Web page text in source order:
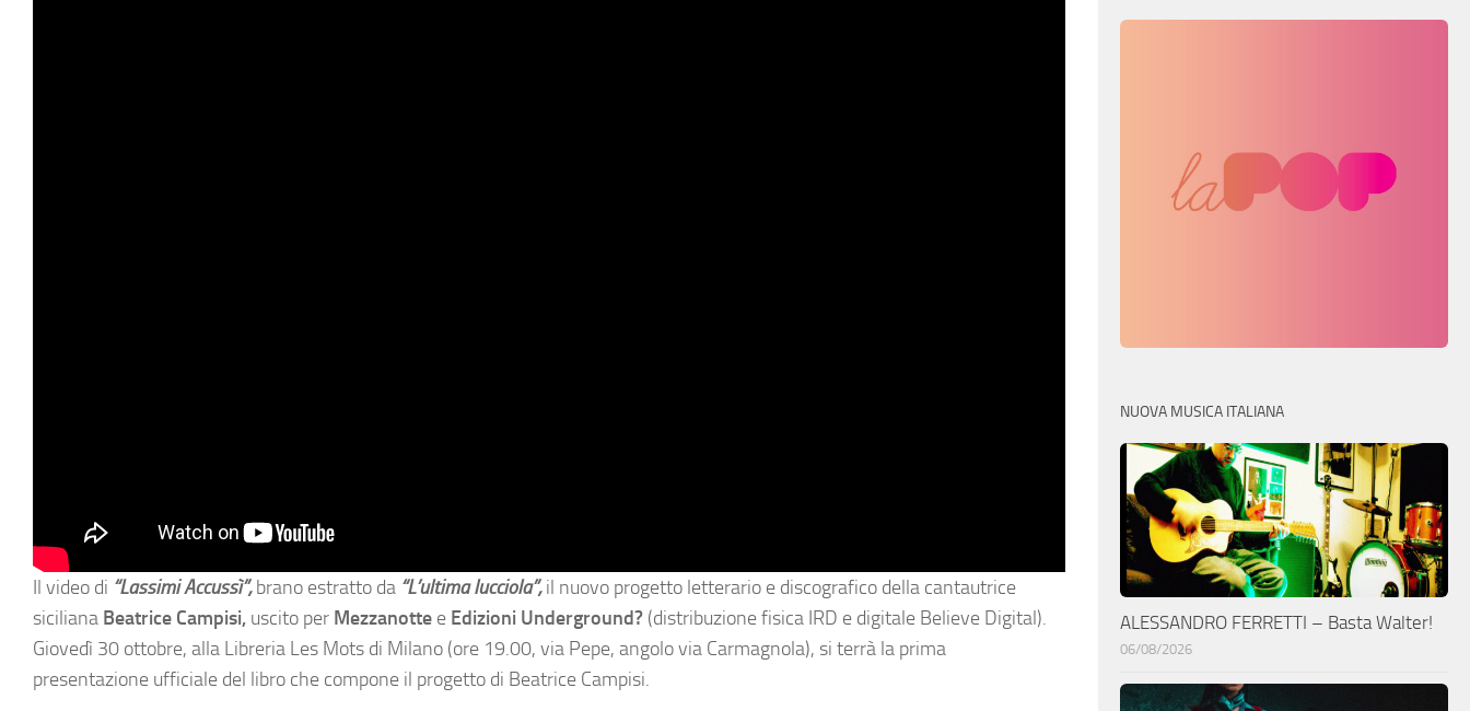
Il video di “Lassimi Accussì”,brano estratto da “L’ultima lucciola”,il nuovo progetto letterario e discografico della cantautrice
siciliana Beatrice Campisi, uscito per Mezzanotte e Edizioni Underground? (distribuzione fisica IRD e digitale Believe Digital).
Giovedì 30 ottobre, alla Libreria Les Mots di Milano (ore 19.00, via Pepe, angolo via Carmagnola), si terrà la prima
presentazione ufficiale del libro che compone il progetto di Beatrice Campisi.
NUOVA MUSICA ITALIANA
ALESSANDRO FERRETTI – Basta Walter!
06/08/2026